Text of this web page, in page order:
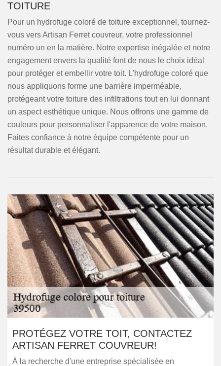
TOITURE
Pour un hydrofuge coloré de toiture exceptionnel, tournez-
vous vers Artisan Ferret couvreur, votre professionnel
numéro un en la matière. Notre expertise inégalée et notre
engagement envers la qualité font de nous le choix idéal
pour protéger et embellir votre toit. L'hydrofuge coloré que
nous appliquons forme une barrière imperméable,
protégeant votre toiture des infiltrations tout en lui donnant
un aspect esthétique unique. Nous offrons une gamme de
couleurs pour personnaliser l'apparence de votre maison.
Faites confiance à notre équipe compétente pour un
résultat durable et élégant.
PROTÉGEZ VOTRE TOIT, CONTACTEZ
ARTISAN FERRET COUVREUR!
À la recherche d'une entreprise spécialisée en